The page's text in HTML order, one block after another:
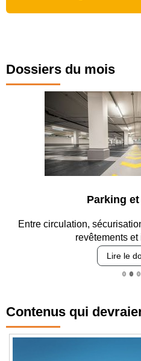
Dossiers du mois
Parking
Entre circulation,
revêtements
Lire le
Contenus qui